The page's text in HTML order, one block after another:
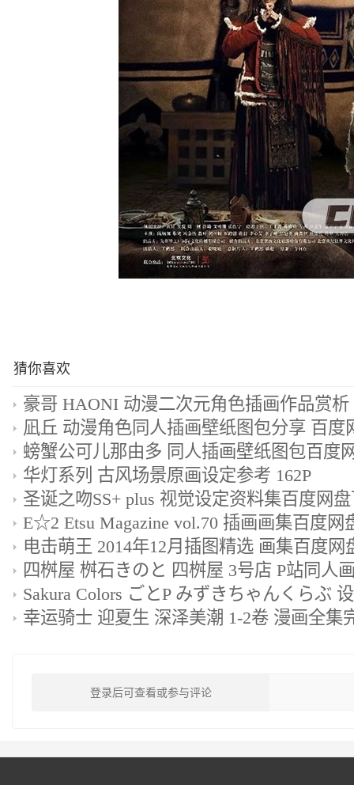
猜你喜欢
凪丘 动漫角色同人插画壁纸图包分享 百度
螃蟹公可儿那由多 同人插画壁纸图包百度
华灯系列 古风场景原画设定参考 162P
圣诞之吻SS+ plus 视觉设定资料集百度网
E☆2 Etsu Magazine vol.70 插画画集百度网
电击萌王 2014年12月插图精选 画集百度网
登录后可查看或参与评论